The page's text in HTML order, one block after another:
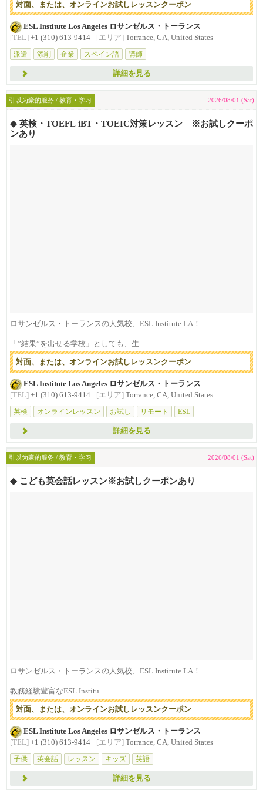
対面、または、オンラインお試しレッスンクーポン
ESL Institute Los Angeles ロサンゼルス・トーランス
[TEL] +1 (310) 613-9414 [エリア] Torrance, CA, United States
派遣
添削 企業 スペイン語 講師
詳細を見る
引以为豪的服务 / 教育・学习 2026/08/01 (Sat)
◆ 英検・TOEFL iBT・TOEIC対策レッスン ※お試しクーポ
ンあり
ロサンゼルス・トーランスの人気校、ESL Institute LA！
「”結果”を出せる学校」としても、生...
対面、または、オンラインお試しレッスンクーポン
ESL Institute Los Angeles ロサンゼルス・トーランス
[TEL] +1 (310) 613-9414 [エリア] Torrance, CA, United States
英検
オンラインレッスン お試し リモート ESL
詳細を見る
引以为豪的服务 / 教育・学习 2026/08/01 (Sat)
◆ こども英会話レッスン※お試しクーポンあり
ロサンゼルス・トーランスの人気校、ESL Institute LA！
教務経験豊富なESL Institu...
対面、または、オンラインお試しレッスンクーポン
ESL Institute Los Angeles ロサンゼルス・トーランス
[TEL] +1 (310) 613-9414 [エリア] Torrance, CA, United States
子供
英会話 レッスン キッズ 英語
詳細を見る